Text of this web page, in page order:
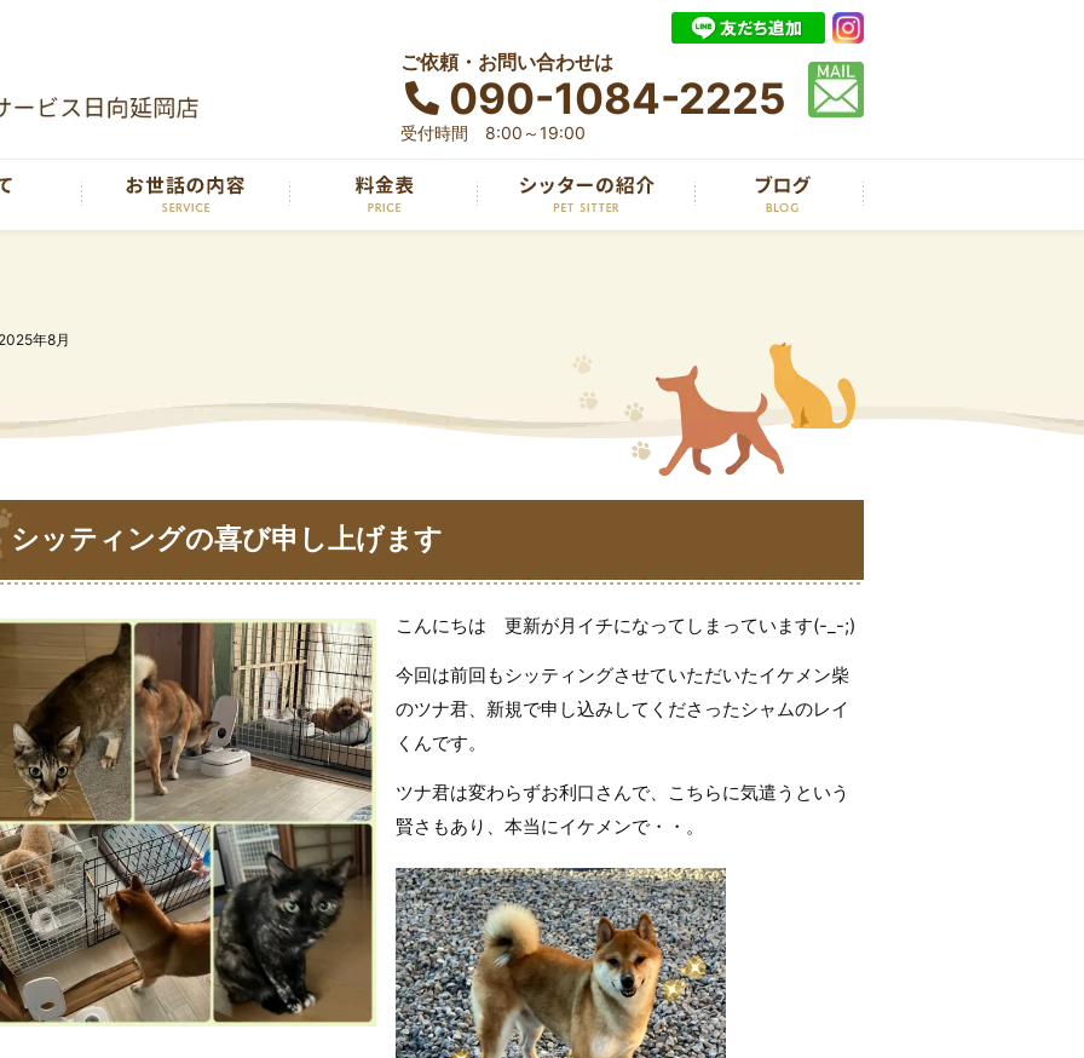
ご依頼・お問い合わせは
090-1084-2225
受付時間 8:00～19:00
年8月
シッティングの喜び申し上げます
こんにちは 更新が月イチになってしまっています(-_-;)
今回は前回もシッティングさせていただいたイケメン柴
のツナ君、新規で申し込みしてくださったシャムのレイ
くんです。
ツナ君は変わらずお利口さんで、こちらに気遣うという
賢さもあり、本当にイケメンで・・。